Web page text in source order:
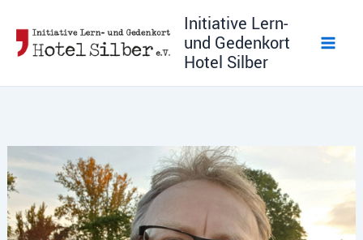
Inhalt
springen
Initiative Lern-
und Gedenkort
Hotel Silber